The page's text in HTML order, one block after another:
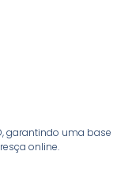
garantindo uma base
online.